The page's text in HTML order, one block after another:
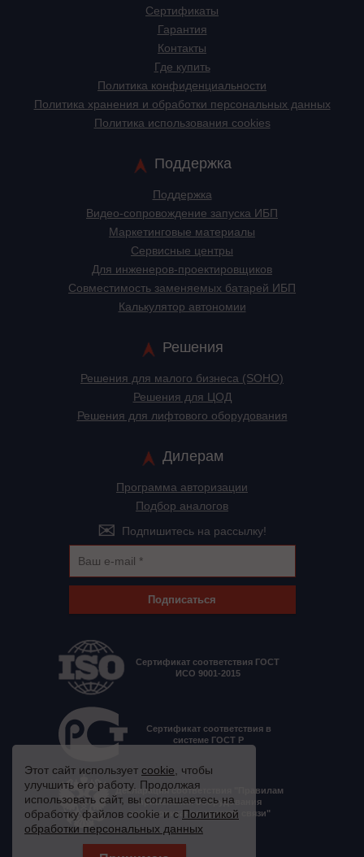
Сертификаты
Гарантия
Контакты
Где купить
Политика конфиденциальности
Политика хранения и обработки персональных данных
Политика использования cookies
Поддержка
Поддержка
Видео-сопровождение запуска ИБП
Маркетинговые материалы
Сервисные центры
Для инженеров-проектировщиков
Cовместимость заменяемых батарей ИБП
Калькулятор автономии
Решения
Решения для малого бизнеса (SOHO)
Решения для ЦОД
Решения для лифтового оборудования
Дилерам
Программа авторизации
Подбор аналогов
Подпишитесь на рассылку!
Подписаться
Сертификат соответствия ГОСТ
ИСО 9001-2015
Сертификат соответствия в
системе ГОСТ Р
Декларация соответствия "Правилам
применения оборудования
электропитания средств связи"
Этот сайт использует cookie , чтобы
улучшить его работу. Продолжая
использовать сайт, вы соглашаетесь на
обработку файлов cookie и с Политикой
обработки персональных данных